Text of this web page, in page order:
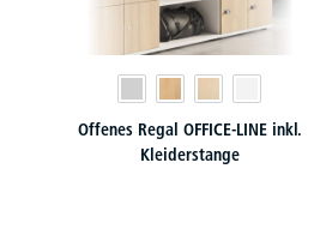
Offenes Regal OFFICE-LINE inkl.
Kleiderstange